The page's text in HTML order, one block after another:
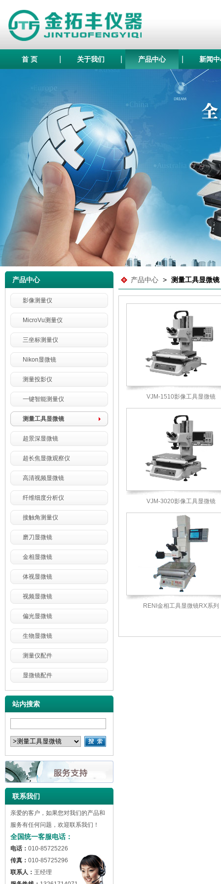
首 页 关于我们 产品中心 新闻
产品中心
影像测量仪
MicroVu测量仪
三坐标测量仪
Nikon显微镜
测量投影仪
一键智能测量仪
测量工具显微镜
超景深显微镜
超长焦显微观察仪
高清视频显微镜
纤维细度分析仪
接触角测量仪
磨刀显微镜
金相显微镜
体视显微镜
视频显微镜
偏光显微镜
生物显微镜
测量仪配件
显微镜配件
站内搜索
联系我们
亲爱的客户，如果您对我们的产品和
服务有任何问题，欢迎联系我们！
全国统一客服电话：
电话： 010-85725226
传真： 010-85725296
联系人： 王经理
产品中心 > 测量工具显微镜
VJM-1510影像工具显微镜
VJM-3020影像工具显微镜
RENI金相工具显微镜RX系列